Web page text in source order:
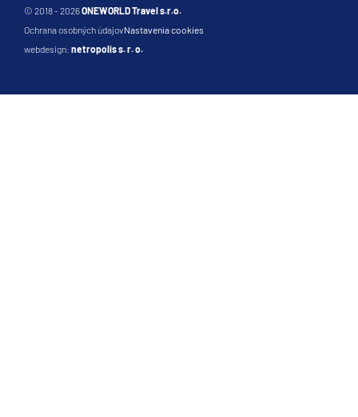
© 2018 - 2026ONEWORLD Travel s.r.o.
Ochrana osobných údajovNastavenia cookies
webdesign: netropolis s. r. o.